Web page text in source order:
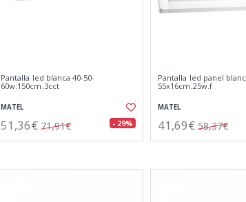
Pantalla led blanca 40-50-
60w.150cm.3cct
MATEL
51,36€ 71,91€ - 29%
Pantalla led panel
55x16cm.25w.f
MATEL
41,69€ 58,37€